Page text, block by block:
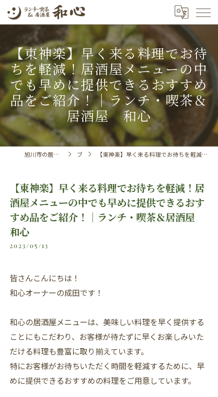
【東神楽】早く来る料理でお待
ちを軽減！居酒屋メニューの中
でも早めに提供できるおすすめ
品をご紹介！｜ランチ・喫茶＆
居酒屋 和心
旭川市の居酒屋ならランチ・喫茶＆居酒屋 和心 ブログ 【東神楽】早く来る料理でお待ちを軽減！居酒屋メニューの中でも早めに提供できるおすすめ品をご紹介！｜ランチ・喫茶＆居酒屋 和心
【東神楽】早く来る料理でお待ちを軽減！居
酒屋メニューの中でも早めに提供できるおす
すめ品をご紹介！｜ランチ・喫茶＆居酒屋
和心
2023/05/13
皆さんこんにちは！
和心オーナーの成田です！
和心の居酒屋メニューは、美味しい料理を早く提供する
ことにもこだわり、お客様が待たずに早くお楽しみいた
だける料理も豊富に取り揃えています。
特にお客様がお待ちいただく時間を軽減するために、早
めに提供できるおすすめの料理をご用意しています。